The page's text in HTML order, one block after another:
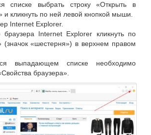
списке выбрать строку «Открыть в
и кликнуть по ней левой кнопкой мыши.
Internet Explorer.
Internet Explorer кликнуть по
(значок «шестерня») в верхнем правом
выпадающем списке необходимо
браузера».